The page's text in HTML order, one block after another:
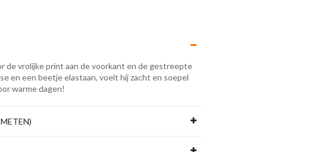
de vrolijke print aan de voorkant en de gestreepte
en een beetje elastaan, voelt hij zacht en soepel
warme dagen!